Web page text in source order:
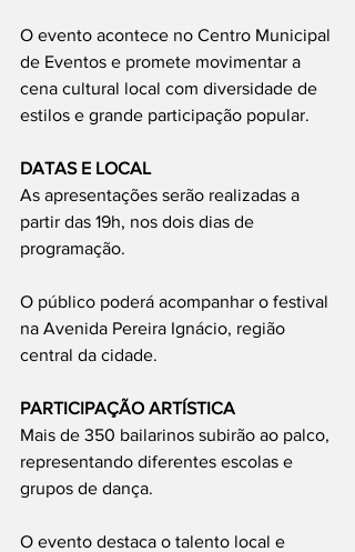
O evento acontece no Centro Municipal
de Eventos e promete movimentar a
cena cultural local com diversidade de
estilos e grande participação popular.
DATAS E LOCAL
As apresentações serão realizadas a
partir das 19h, nos dois dias de
programação.
O público poderá acompanhar o festival
na Avenida Pereira Ignácio, região
central da cidade.
PARTICIPAÇÃO ARTÍSTICA
Mais de 350 bailarinos subirão ao palco,
representando diferentes escolas e
grupos de dança.
O evento destaca o talento local e